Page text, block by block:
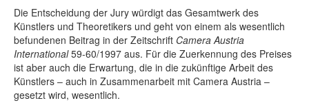
Die Entscheidung der Jury würdigt das Gesamtwerk des
Künstlers und Theoretikers und geht von einem als wesentlich
befundenen Beitrag in der Zeitschrift Camera Austria
International59-60/1997 aus. Für die Zuerkennung des Preises
ist aber auch die Erwartung, die in die zukünftige Arbeit des
Künstlers – auch in Zusammenarbeit mit Camera Austria –
gesetzt wird, wesentlich.